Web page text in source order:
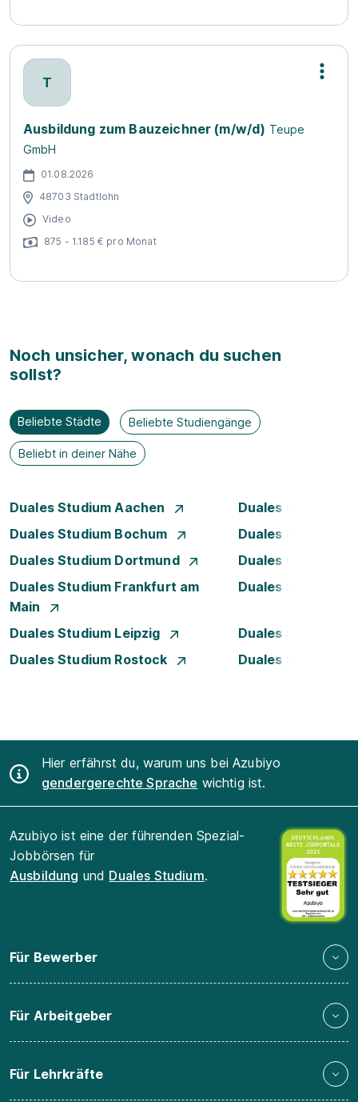
T
Ausbildung zum Bauzeichner (m/w/d) Teupe
GmbH
01.08.2026
48703 Stadtlohn
Video
875 - 1.185 € pro Monat
Noch unsicher, wonach du suchen
sollst?
Beliebte Städte Beliebte Studiengänge
Beliebt in deiner Nähe
Duales Studium Aachen
Duales Studium
Duales Studium Bochum
Duales Studium
Duales Studium Dortmund
Duales Studium
Duales Studium Frankfurt am
Main
Duales Studium
Duales Studium Leipzig
Duales Studium
Duales Studium Rostock
Duales Studium
Hier erfährst du, warum uns bei Azubiyo
gendergerechte Sprache wichtig ist.
Azubiyo ist eine der führenden Spezial-
Jobbörsen für
Ausbildung und Duales Studium.
Für Bewerber
Für Arbeitgeber
Für Lehrkräfte